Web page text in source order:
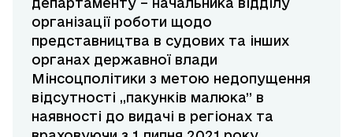
організації роботи щодо
представництва в судових та інших
органах державної влади
Мінсоцполітики з метою недопущення
відсутності ,,пакунків малюка” в
наявності до видачі в регіонах та